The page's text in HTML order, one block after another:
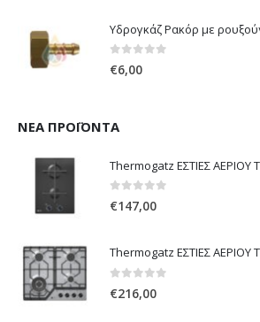
0out of 5
€6,00
ΝΈΑ ΠΡΟΪΌΝΤΑ
Thermogatz ΕΣΤΙΕΣ ΑΕΡΙΟΥ
0out of 5
€147,00
Thermogatz ΕΣΤΙΕΣ ΑΕΡΙΟΥ
0out of 5
€216,00